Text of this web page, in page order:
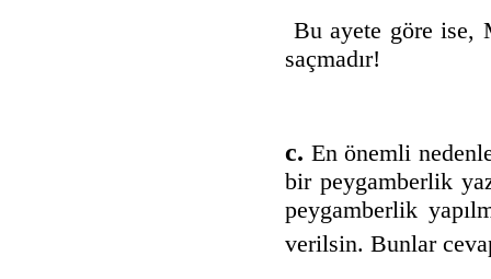
Bu ayete göre ise,
saçmadır!
c. En önemli
bir peygamberlik
peygamberlik
verilsin. Bunlar